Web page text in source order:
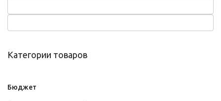
Категории товаров
Бюджет